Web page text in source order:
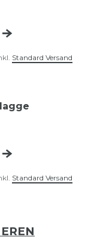
Standard Versand
Standard Versand